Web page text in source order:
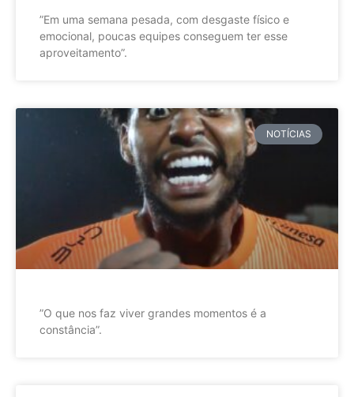
”Em uma semana pesada, com desgaste físico e
emocional, poucas equipes conseguem ter esse
aproveitamento”.
NOTÍCIAS
”O que nos faz viver grandes momentos é a
constância”.